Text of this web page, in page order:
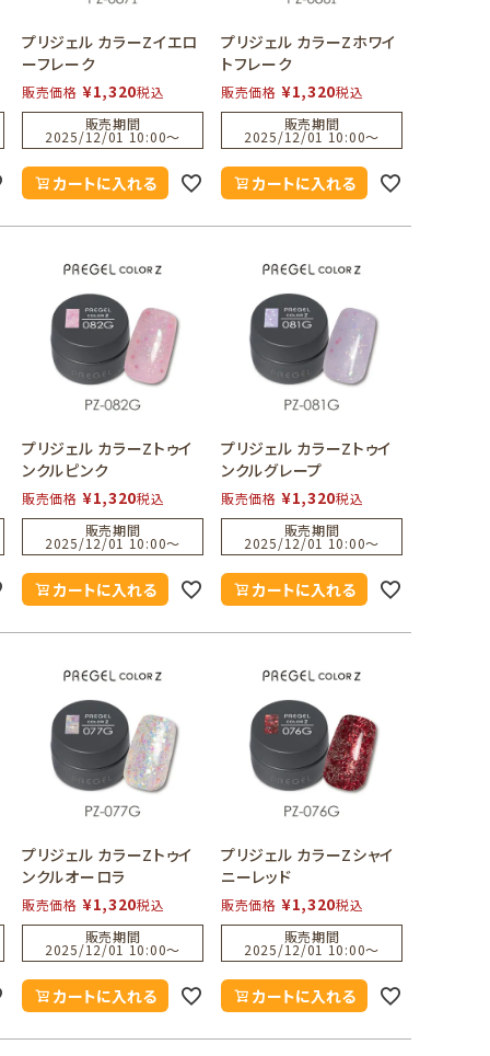
プリジェル カラーZイエロ
ーフレーク
販売価格 ¥1,320税込
販売期間
2025/12/01 10:00〜
カートに入れる
プリジェル カラーZホワイ
トフレーク
販売価格 ¥1,320税込
販売期間
2025/12/01 10:00〜
カートに入れる
プリジェル カラーZトゥイ
ンクルピンク
販売価格 ¥1,320税込
販売期間
2025/12/01 10:00〜
カートに入れる
プリジェル カラーZトゥイ
ンクルグレープ
販売価格 ¥1,320税込
販売期間
2025/12/01 10:00〜
カートに入れる
プリジェル カラーZトゥイ
ンクルオーロラ
販売価格 ¥1,320税込
販売期間
2025/12/01 10:00〜
カートに入れる
プリジェル カラーZシャイ
ニーレッド
販売価格 ¥1,320税込
販売期間
2025/12/01 10:00〜
カートに入れる